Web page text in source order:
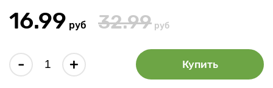
16.99 руб 32.99 руб
- + Купить